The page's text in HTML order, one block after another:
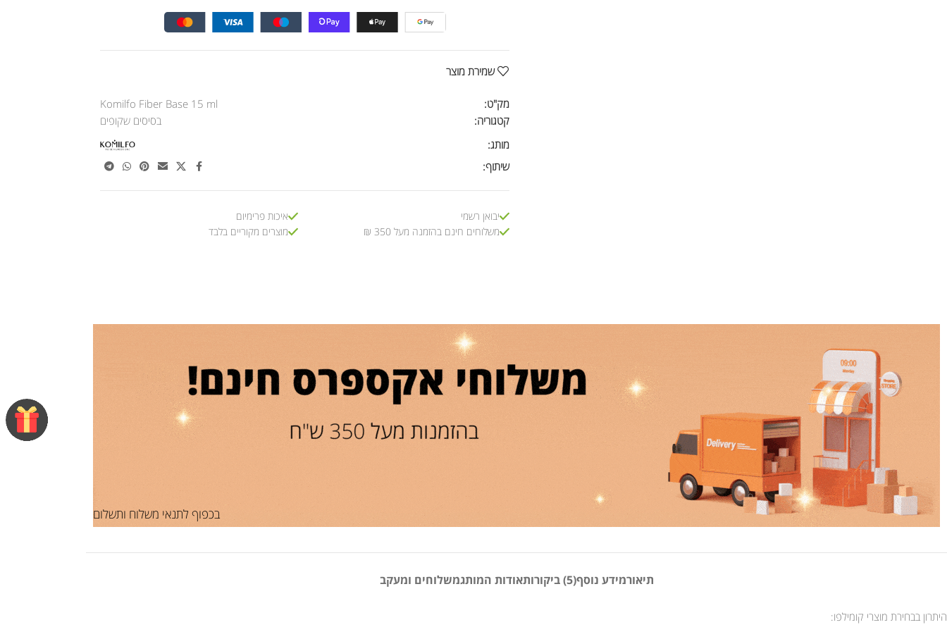
שמירת מוצר
מק"ט:
Komilfo Fiber Base 15 ml
קטגוריה:
בסיסים שקופים
מותג:
שיתוף:
יבואן רשמי
משלוחים חינם בהזמנה מעל 350 ₪
איכות פרימיום
מוצרים מקוריים בלבד
בכפוף לתנאי משלוח ותשלום
תיאורמידע נוסף(5) ביקורות אודות המותגמשלוחים ומעקב
היתרון בבחירת מוצרי קומילפו: